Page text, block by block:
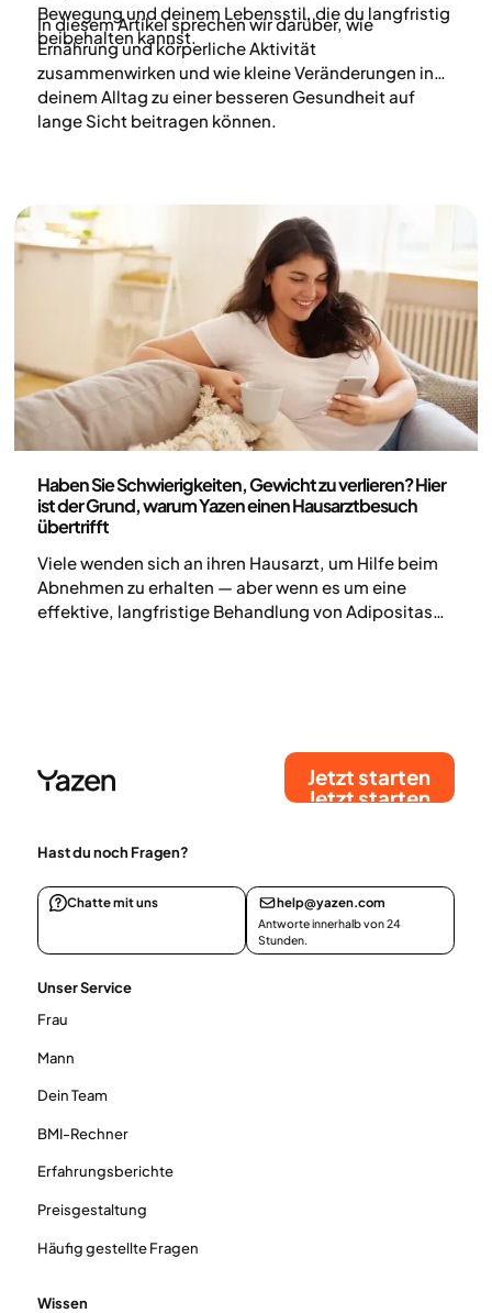
Bewegung und deinem Lebensstil, die du langfristig
beibehalten kannst.
In diesem Artikel sprechen wir darüber, wie
Ernährung und körperliche Aktivität
zusammenwirken und wie kleine Veränderungen in
deinem Alltag zu einer besseren Gesundheit auf
lange Sicht beitragen können.
Haben Sie Schwierigkeiten, Gewicht zu verlieren? Hier
ist der Grund, warum Yazen einen Hausarztbesuch
übertrifft
Viele wenden sich an ihren Hausarzt, um Hilfe beim
Abnehmen zu erhalten — aber wenn es um eine
effektive, langfristige Behandlung von Adipositas
Jetzt starten
Jetzt starten
Hast du noch Fragen?
Chatte mit uns help@yazen.com
Antworte innerhalb von 24
Stunden.
Unser Service
Frau
Mann
Dein Team
BMI-Rechner
Erfahrungsberichte
Preisgestaltung
Häufig gestellte Fragen
Wissen